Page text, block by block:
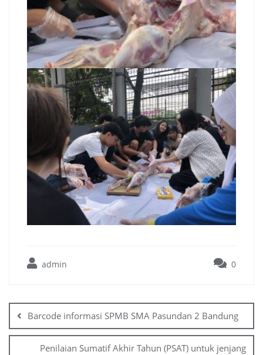
admin 0
Barcode informasi SPMB SMA Pasundan 2 Bandung
Penilaian Sumatif Akhir Tahun (PSAT) untuk jenjang